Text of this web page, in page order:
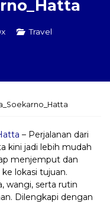
Travel
– Perjalanan dari
kini jadi lebih mudah
menjemput dan
lokasi tujuan.
wangi, serta rutin
Dilengkapi dengan